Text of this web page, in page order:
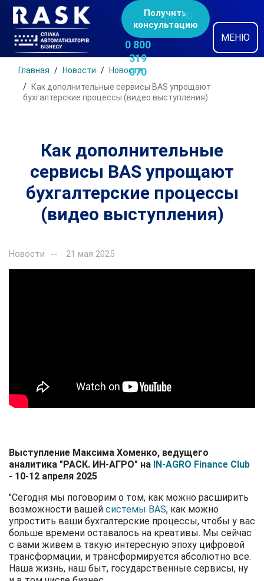
Получить
консультацию
0 800
319
070
UK RU
МЕНЮ
Главная Новости
Новости
Как дополнительные сервисы BAS упрощают
бухгалтерские процессы (видео выступления)
Как дополнительные
сервисы BAS упрощают
бухгалтерские процессы
(видео выступления)
Новости 21 мая 2025
Выступление Максима Хоменко, ведущего
аналитика "РАСК. ИН-АГРО" на IN-AGRO Finance Club
- 10-12 апреля 2025
"Сегодня мы поговорим о том, как можно расширить
возможности вашей системы BAS, как можно
упростить ваши бухгалтерские процессы, чтобы у вас
больше времени оставалось на креативы. Мы сейчас
с вами живем в такую интересную эпоху цифровой
трансформации, и трансформируется абсолютно все.
Наша жизнь, наш быт, государственные сервисы, ну